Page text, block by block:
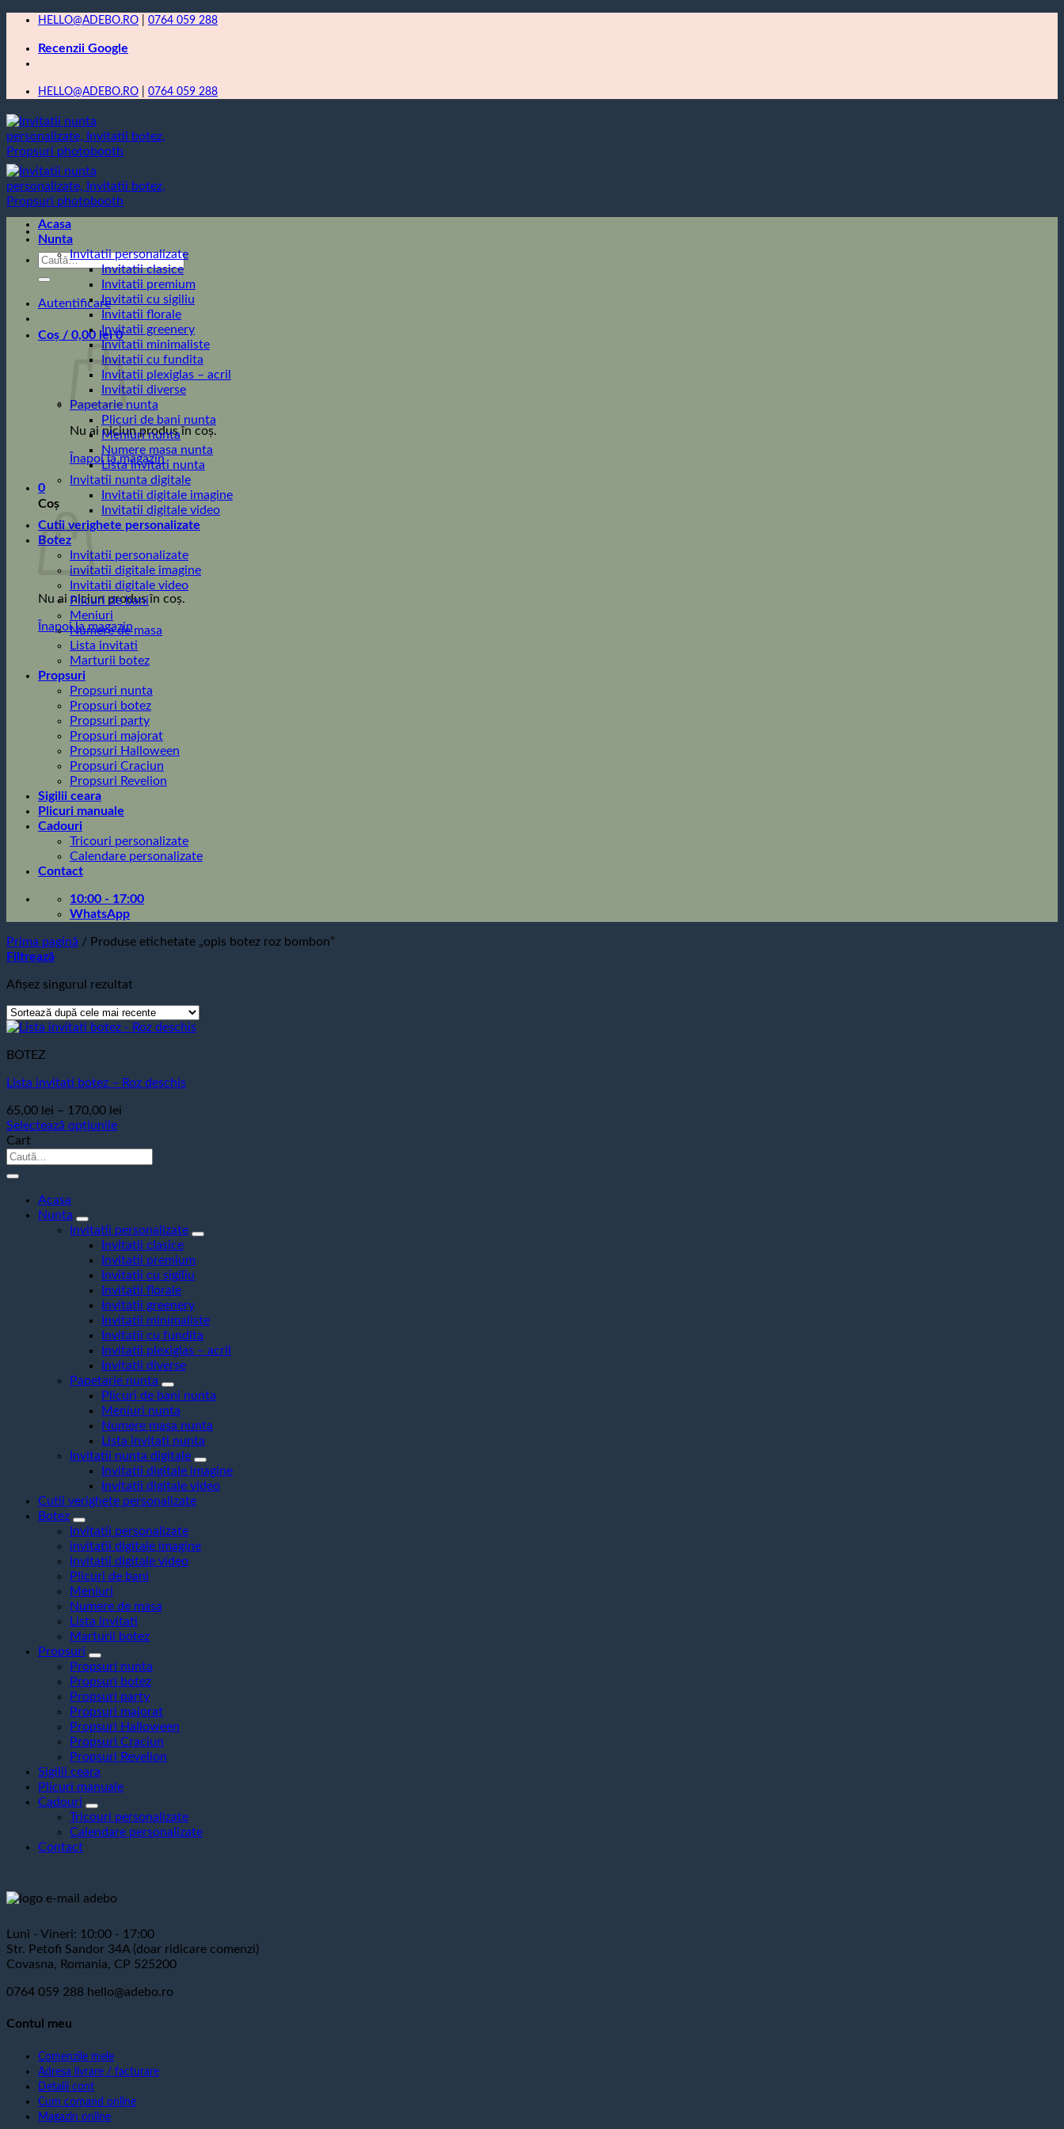
Skip
content
HELLO@ADEBO.RO 0764 059 288
Recenzii Google
HELLO@ADEBO.RO 0764 059 288
Caută
Autentificare
Coș / 0,00 lei 0
Nu ai niciun produs în coș.
Înapoi la magazin
0
Coș
Nu ai niciun produs în coș.
Înapoi la magazin
Acasa
Nunta
Invitatii personalizate
Invitatii clasice
Invitatii premium
Invitatii cu sigiliu
Invitatii florale
Invitatii greenery
Invitatii minimaliste
Invitatii cu fundita
Invitatii plexiglas – acril
Invitatii diverse
Papetarie nunta
Plicuri de bani nunta
Meniuri nunta
Numere masa nunta
Lista invitati nunta
Invitatii nunta digitale
Invitatii digitale imagine
Invitatii digitale video
Cutii verighete personalizate
Botez
Invitatii personalizate
invitatii digitale imagine
Invitatii digitale video
Plicuri de bani
Meniuri
Numere de masa
Lista invitati
Marturii botez
Propsuri
Propsuri nunta
Propsuri botez
Propsuri party
Propsuri majorat
Propsuri Halloween
Propsuri Craciun
Propsuri Revelion
Sigilii ceara
Plicuri manuale
Cadouri
Tricouri personalizate
Calendare personalizate
Contact
10:00 - 17:00
WhatsApp
Prima pagină / Produse etichetate „opis botez roz bombon”
Filtrează
Afișez singurul rezultat
BOTEZ
Lista invitati botez – Roz deschis
65,00 lei – 170,00 lei
Selectează opțiunile
Acest
produs
multe
variații.
Opțiunile
Cart
Caută
Acasa
Nunta
Invitatii personalizate
Invitatii clasice
Invitatii premium
Invitatii cu sigiliu
Invitatii florale
Invitatii greenery
Invitatii minimaliste
Invitatii cu fundita
Invitatii plexiglas – acril
Invitatii diverse
Papetarie nunta
Plicuri de bani nunta
Meniuri nunta
Numere masa nunta
Lista invitati nunta
Invitatii nunta digitale
Invitatii digitale imagine
Invitatii digitale video
Cutii verighete personalizate
Botez
Invitatii personalizate
invitatii digitale imagine
Invitatii digitale video
Plicuri de bani
Meniuri
Numere de masa
Lista invitati
Marturii botez
Propsuri
Propsuri nunta
Propsuri botez
Propsuri party
Propsuri majorat
Propsuri Halloween
Propsuri Craciun
Propsuri Revelion
Sigilii ceara
Plicuri manuale
Cadouri
Tricouri personalizate
Calendare personalizate
Contact
Luni - Vineri: 10:00 - 17:00
Str. Petofi Sandor 34A (doar ridicare comenzi)
Covasna, Romania, CP 525200
0764 059 288 hello@adebo.ro
Contul meu
Comenzile mele
Adresa livrare / facturare
Detalii cont
Cum comand online
Magazin online